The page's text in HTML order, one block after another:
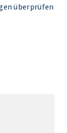
überprüfen